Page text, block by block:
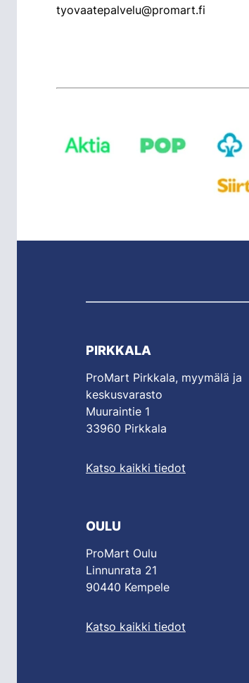
tyovaatepalvelu@promart.fi
PIRKKALA
ProMart Pirkkala, myymälä ja
keskusvarasto
Muuraintie 1
33960 Pirkkala
Katso kaikki tiedot
OULU
ProMart Oulu
Linnunrata 21
90440 Kempele
Katso kaikki tiedot